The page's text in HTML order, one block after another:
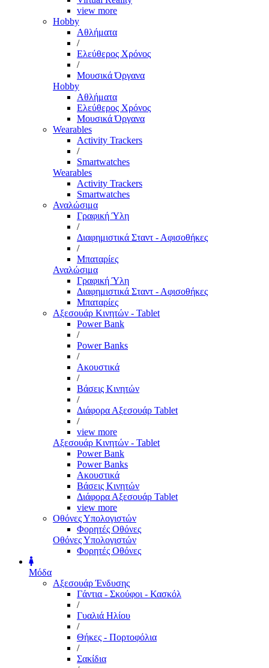
view more
Hobby
Αθλήματα
/
Ελεύθερος Χρόνος
/
Μουσικά Όργανα
Hobby
Αθλήματα
Ελεύθερος Χρόνος
Μουσικά Όργανα
Wearables
Activity Trackers
/
Smartwatches
Wearables
Activity Trackers
Smartwatches
Αναλώσιμα
Γραφική Ύλη
/
Διαφημιστικά Σταντ - Αφισοθήκες
/
Μπαταρίες
Αναλώσιμα
Γραφική Ύλη
Διαφημιστικά Σταντ - Αφισοθήκες
Μπαταρίες
Αξεσουάρ Κινητών - Tablet
Power Bank
/
Power Banks
/
Ακουστικά
/
Βάσεις Κινητών
/
Διάφορα Αξεσουάρ Tablet
/
view more
Αξεσουάρ Κινητών - Tablet
Power Bank
Power Banks
Ακουστικά
Βάσεις Κινητών
Διάφορα Αξεσουάρ Tablet
view more
Οθόνες Υπολογιστών
Φορητές Οθόνες
Οθόνες Υπολογιστών
Φορητές Οθόνες
Μόδα
Αξεσουάρ Ένδυσης
Γάντια - Σκούφοι - Κασκόλ
/
Γυαλιά Ηλίου
/
Θήκες - Πορτοφόλια
/
Σακίδια